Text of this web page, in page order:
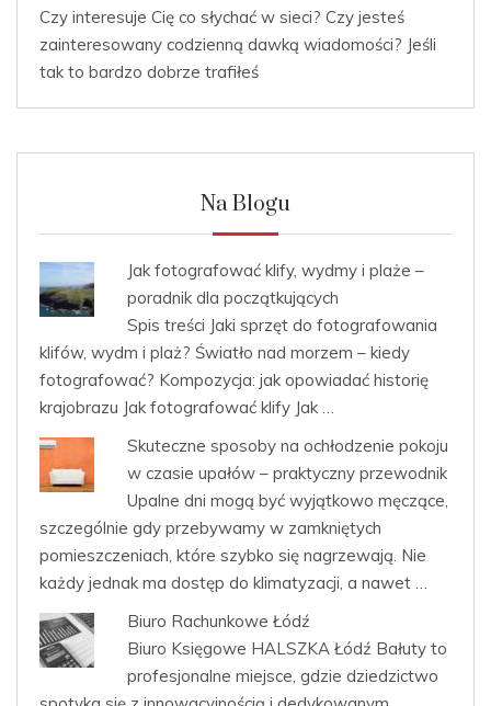
Czy interesuje Cię co słychać w sieci? Czy jesteś
zainteresowany codzienną dawką wiadomości? Jeśli
tak to bardzo dobrze trafiłeś
Na Blogu
Jak fotografować klify, wydmy i plaże –
poradnik dla początkujących
Spis treści Jaki sprzęt do fotografowania
klifów, wydm i plaż? Światło nad morzem – kiedy
fotografować? Kompozycja: jak opowiadać historię
krajobrazu Jak fotografować klify Jak …
Skuteczne sposoby na ochłodzenie pokoju
w czasie upałów – praktyczny przewodnik
Upalne dni mogą być wyjątkowo męczące,
szczególnie gdy przebywamy w zamkniętych
pomieszczeniach, które szybko się nagrzewają. Nie
każdy jednak ma dostęp do klimatyzacji, a nawet …
Biuro Rachunkowe Łódź
Biuro Księgowe HALSZKA Łódź Bałuty to
profesjonalne miejsce, gdzie dziedzictwo